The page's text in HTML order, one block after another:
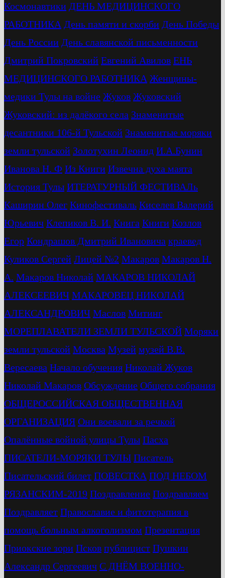
Космонавтики ДЕНЬ МЕДИЦИНСКОГО
РАБОТНИКА День памяти и скорби День Победы
День России День славянской письменности
Дмитрий Покровский Евгений Авилов ЕНЬ
МЕДИЦИНСКОГО РАБОТНИКА Женщины-
медики Тулы на войне Жуков Жуковский
Жуковский: из далёкого села Знаменитые
десантники 106-й Тульской Знаменитые моряки
земли тульской Золотухин Леонид И.А.Бунин
Иванова Н. Ф Из Книги Извечна духа маята
История Тулы ИТЕРАТУРНЫЙ ФЕСТИВАЛь
Каширин Олег Кинофестиваль Киселев Валерий
Юрьевич Клепиков В. И. Книга Книги Козлов
Егор Кондрашов Дмитрий Ивановича краевед
Куликов Сергей Лицей №2 Макаров Макаров Н.
А. Макаров Николай МАКАРОВ НИКОЛАЙ
АЛЕКСЕЕВИЧ МАКАРОВЕЦ НИКОЛАЙ
АЛЕКСАНДРОВИЧ Маслов Митинг
МОРЕПЛАВАТЕЛИ ЗЕМЛИ ТУЛЬСКОЙ Моряки
земли тульской Москва Музей музей В.В.
Вересаева Начало обучения Николай Жуков
Николай Макаров Обсуждение Общего собрания
ОБЩЕРОССИЙСКАЯ ОБЩЕСТВЕННАЯ
ОРГАНИЗАЦИЯ Они воевали за речкой
Опалённые войной улицы Тулы Пасха
ПИСАТЕЛИ-МОРЯКИ ТУЛЫ Писатель
Писательский билет ПОВЕСТКА ПОД НЕБОМ
РЯЗАНСКИМ-2019 Поздравление Поздравляем
Поздравляет Православие и фитотерапия в
помощь больным алкоголизмом Презентация
Приокские зори Псков публицист Пушкин
Александр Сергеевич С ДНЁМ ВОЕННО-